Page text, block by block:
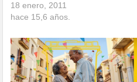
18 enero, 2011
hace 15,6 años.